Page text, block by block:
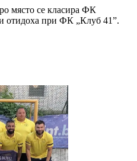
място се класира ФК
отидоха при ФК „Клуб 41”.